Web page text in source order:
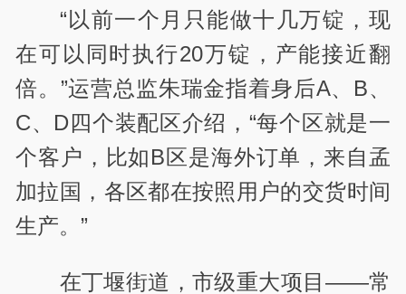
“以前一个月只能做十几万锭，现
在可以同时执行20万锭，产能接近翻
倍。”运营总监朱瑞金指着身后A、B、
C、D四个装配区介绍，“每个区就是一
个客户，比如B区是海外订单，来自孟
加拉国，各区都在按照用户的交货时间
生产。”
在丁堰街道，市级重大项目——常